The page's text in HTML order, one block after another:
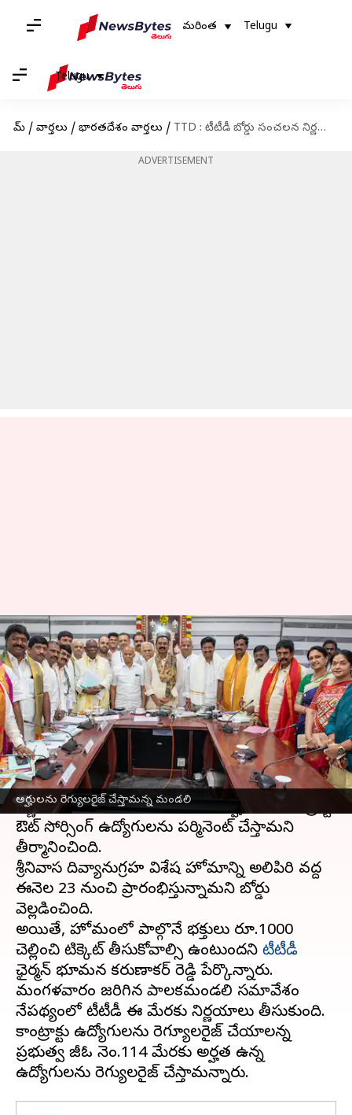
మరింత Telugu
Telugu
హోమ్ / వార్తలు / భారతదేశం వార్తలు / TTD : టీటీడీ బోర్డు సంచలన నిర్ణయాలు.. అర్హులను రెగ్యులరైజ్ చేస్తామన్న మండలి
ADVERTISEMENT
అర్హులను రెగ్యులరైజ్ చేస్తామన్న మండలి
TTD : టీటీడీ బోర్డు సంచలన
నిర్ణయాలు.. అర్హులను రెగ్యులరైజ్
చేస్తామన్న మండలి
వ్రాసిన వారు TEJAVYAS BESTHA Nov 14, 2023 02:35 pm
ఈ వార్తాకథనం ఏంటి
తిరుమల తిరుపతి దేవస్థానంబోర్డు మరోసారి కీలక
నిర్ణయాలు తీసుకుంది. ఈ మేరకు అర్హత గల కాంట్రాక్ట్,
ఔట్ సోర్సింగ్ ఉద్యోగులను పర్మినెంట్ చేస్తామని
తీర్మానించింది.
శ్రీనివాస దివ్యానుగ్రహ విశేష హోమాన్ని అలిపిరి వద్ద
ఈనెల 23 నుంచి ప్రారంభిస్తున్నామని బోర్డు
వెల్లడించింది.
అయితే, హోమంలో పాల్గొనే భక్తులు రూ.1000
చెల్లించి టిక్కెట్ తీసుకోవాల్సి ఉంటుందని టీటీడీ
ఛైర్మన్ భూమన కరుణాకర్ రెడ్డి పేర్కొన్నారు.
మంగళవారం జరిగిన పాలకమండలి సమావేశం
నేపథ్యంలో టీటీడీ ఈ మేరకు నిర్ణయాలు తీసుకుంది.
కాంట్రాక్టు ఉద్యోగులను రెగ్యూలరైజ్ చేయాలన్న
ప్రభుత్వ జీఓ నెం.114 మేరకు అర్హత ఉన్న